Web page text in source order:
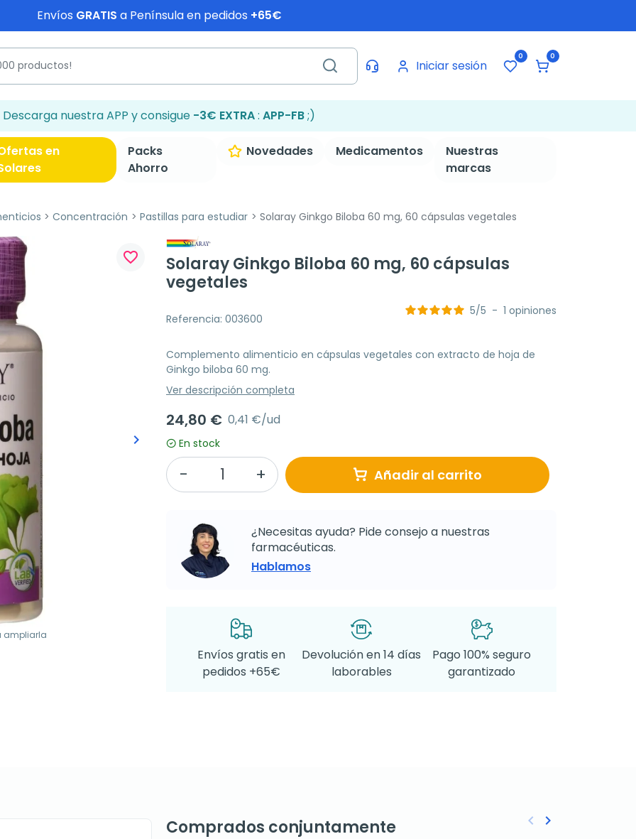
Envíos GRATIS a Península en pedidos +65€
Iniciar sesión
0 0
Descarga nuestra APP y consigue -3€ EXTRA: APP-FB;)
en
Packs
Ahorro
Novedades Medicamentos
Nuestras
marcas
Concentración Pastillas para estudiar Solaray Ginkgo Biloba 60 mg, 60 cápsulas vegetales
Siguiente
keyboard_arrow_right
ampliarla
favorite_border
Solaray Ginkgo Biloba 60 mg, 60 cápsulas
vegetales
Referencia: 003600
5/5 - 1 opiniones
Complemento alimenticio en cápsulas vegetales con extracto de hoja de
Ginkgo biloba 60 mg.
Ver descripción completa
24,80 € 0,41 €/ud
En stock
Añadir al carrito
¿Necesitas ayuda? Pide consejo a nuestras
farmacéuticas.
Hablamos
Envíos gratis en
pedidos +65€
Devolución en 14 días
laborables
Pago 100% seguro
garantizado
Comprados conjuntamente Anterior
keyboard_arrow_left Siguiente
keyboard_arrow_right